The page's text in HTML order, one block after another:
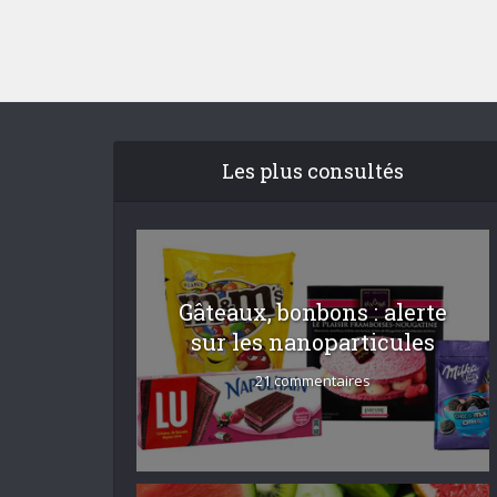
Les plus consultés
Gâteaux, bonbons : alerte
sur les nanoparticules
21 commentaires